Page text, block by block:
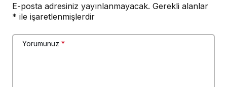
E-posta adresiniz yayınlanmayacak. Gerekli alanlar
* ile işaretlenmişlerdir
Yorumunuz *